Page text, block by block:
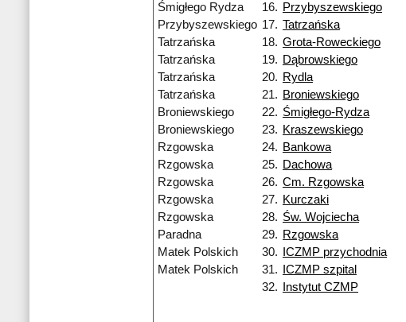
Śmigłego Rydza
16. Przybyszewskiego
Przybyszewskiego 17. Tatrzańska
Tatrzańska
18. Grota-Roweckiego
Tatrzańska
19. Dąbrowskiego
Tatrzańska
20. Rydla
Tatrzańska
21. Broniewskiego
Broniewskiego
22. Śmigłego-Rydza
Broniewskiego
23. Kraszewskiego
Rzgowska
24. Bankowa
Rzgowska
25. Dachowa
Rzgowska
26. Cm. Rzgowska
Rzgowska
27. Kurczaki
Rzgowska
28. Św. Wojciecha
Paradna
29. Rzgowska
Matek Polskich
30. ICZMP przychodnia
Matek Polskich
31. ICZMP szpital
32.
Instytut CZMP